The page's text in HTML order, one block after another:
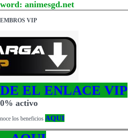
animesgd.net
VIP
EL ENLACE VIP
activo
los beneficios AQUI